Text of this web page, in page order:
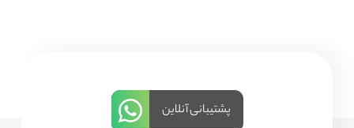
پشتیبانی آنلاین